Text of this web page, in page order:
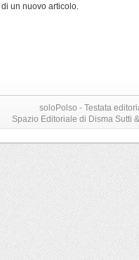
un nuovo articolo.
soloPolso - Testata
Spazio Editoriale di Disma Sutti